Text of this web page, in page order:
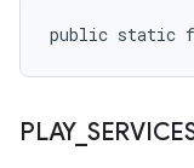
public static
PLAY_